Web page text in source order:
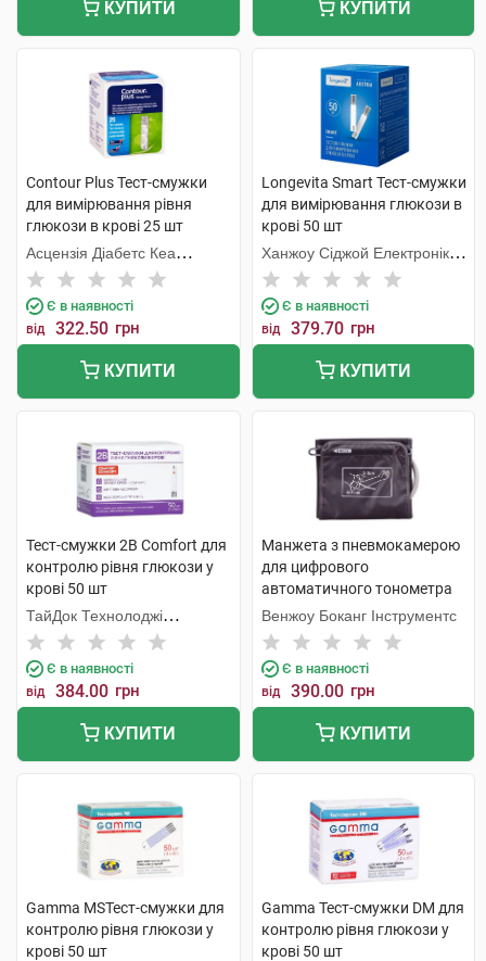
КУПИТИ КУПИТИ
Contour Plus Тест-смужки
для вимірювання рівня
глюкози в крові 25 шт
Асцензія Діабетс Кеа
Холдінгс
Є в наявності
від 322.50 грн
КУПИТИ
Longevita Smart Тест-смужки
для вимірювання глюкози в
крові 50 шт
Ханжоу Сіджой Електронікс
енд Інструментс Ко
Є в наявності
від 379.70 грн
КУПИТИ
Тест-смужки 2В Comfort для
контролю рівня глюкози у
крові 50 шт
ТайДок Технолоджі
Корпорейшн
Є в наявності
від 384.00 грн
КУПИТИ
Манжета з пневмокамерою
для цифрового
автоматичного тонометра
велика 32-42 см 1 шт
Венжоу Боканг Інструментс
Є в наявності
від 390.00 грн
КУПИТИ
Gamma MSТест-смужки для
контролю рівня глюкози у
крові 50 шт
Gamma Тест-смужки DM для
контролю рівня глюкози у
крові 50 шт